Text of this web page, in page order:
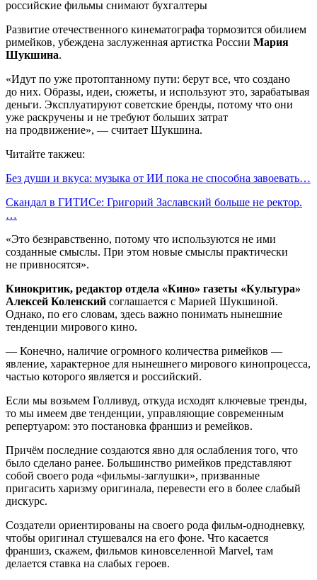
Развитие отечественного кинематографа тормозится обилием
римейков, убеждена заслуженная артистка России Мария
Шукшина.
«Идут по уже протоптанному пути: берут все, что создано
до них. Образы, идеи, сюжеты, и используют это, зарабатывая
деньги. Эксплуатируют советские бренды, потому что они
уже раскручены и не требуют больших затрат
на продвижение», — считает Шукшина.
Читайте такжеu:
Без души и вкуса: музыка от ИИ пока не способна завоевать…
Скандал в ГИТИСе: Григорий Заславский больше не ректор.
…
«Это безнравственно, потому что используются не ими
созданные смыслы. При этом новые смыслы практически
не привносятся».
Кинокритик, редактор отдела «Кино» газеты «Культура»
Алексей Коленский соглашается с Марией Шукшиной.
Однако, по его словам, здесь важно понимать нынешние
тенденции мирового кино.
— Конечно, наличие огромного количества римейков —
явление, характерное для нынешнего мирового кинопроцесса,
частью которого является и российский.
Если мы возьмем Голливуд, откуда исходят ключевые тренды,
то мы имеем две тенденции, управляющие современным
репертуаром: это постановка франшиз и ремейков.
Причём последние создаются явно для ослабления того, что
было сделано ранее. Большинство римейков представляют
собой своего рода «фильмы-заглушки», призванные
пригасить харизму оригинала, перевести его в более слабый
дискурс.
Создатели ориентированы на своего рода фильм-однодневку,
чтобы оригинал стушевался на его фоне. Что касается
франшиз, скажем, фильмов киновселенной Marvel, там
делается ставка на слабых героев.